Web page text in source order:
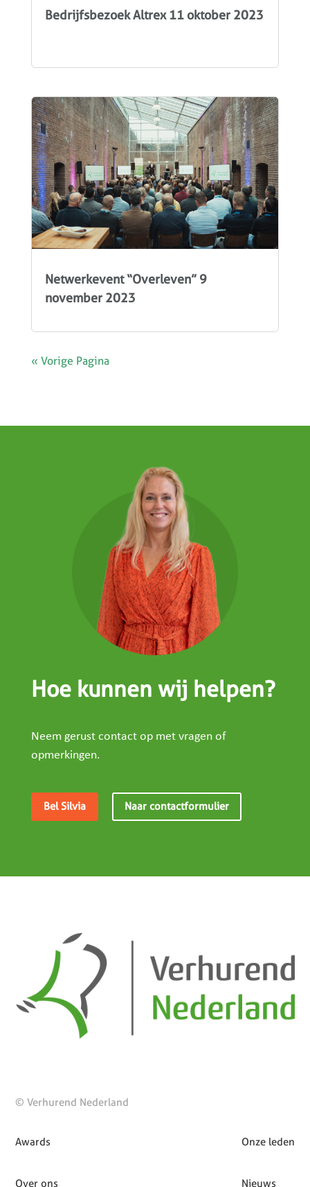
Bedrijfsbezoek Altrex 11 oktober 2023
Netwerkevent “Overleven” 9
november 2023
« Vorige Pagina
Hoe kunnen wij helpen?
Neem gerust contact op met vragen of
opmerkingen.
Bel Silvia Naar contactformulier
© Verhurend Nederland
Awards
Over ons
Onze leden
Nieuws